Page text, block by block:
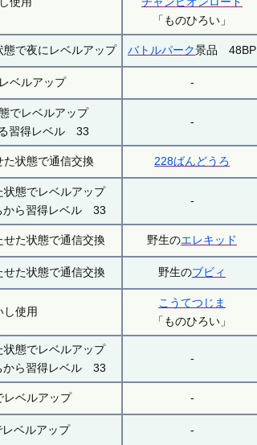
「ものひろい」
で夜にレベルアップ バトルパーク景品 48BP
ベルアップ -
でレベルアップ
習得レベル 33
-
た状態で通信交換 228ばんどうろ
態でレベルアップ
から習得レベル 33
-
せた状態で通信交換 野生のエレキッド
せた状態で通信交換 野生のブビィ
し使用
こうてつじま
「ものひろい」
態でレベルアップ
から習得レベル 33
-
レベルアップ -
レベルアップ -